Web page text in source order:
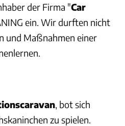
der Firma "Car
ein. Wir durften nicht
und Maßnahmen einer
, bot sich
zu spielen.